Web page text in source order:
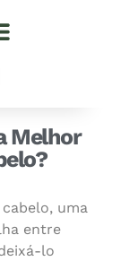
Melhor
uma
entre
lo